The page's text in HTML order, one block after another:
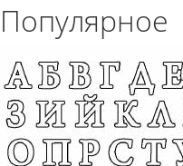
Популярное